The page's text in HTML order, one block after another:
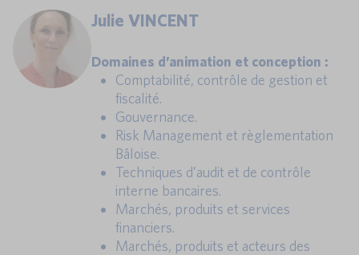
Julie VINCENT
Domaines d’animation et conception :
Comptabilité, contrôle de gestion et
fiscalité.
Gouvernance.
Risk Management et règlementation
Bâloise.
Techniques d’audit et de contrôle
interne bancaires.
Marchés, produits et services
financiers.
Marchés, produits et acteurs des